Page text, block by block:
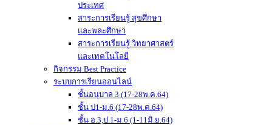
ประเทศ
สาระการเรียนรู้ สุขศึกษา
และพละศึกษา
สาระการเรียนรู้ วิทยาศาสตร์
และเทคโนโลยี
กิจกรรม Best Practice
ระบบการเรียนออนไลน์
ชั้นอนุบาล 3 (17-28พ.ค.64)
ชั้น ป1-ม.6 (17-28พ.ค.64)
ชั้น อ.3,ป.1-ม.6 (1-11มิ.ย.64)